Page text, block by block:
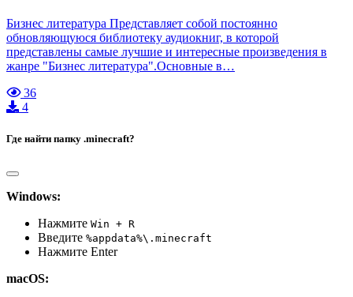
Бизнес литература Представляет собой постоянно
обновляющуюся библиотеку аудиокниг, в которой
представлены самые лучшие и интересные произведения в
жанре "Бизнес литература".Основные в…
36
4
Где найти папку .minecraft?
Windows:
Нажмите Win + R
Введите %appdata%\.minecraft
Нажмите Enter
macOS: